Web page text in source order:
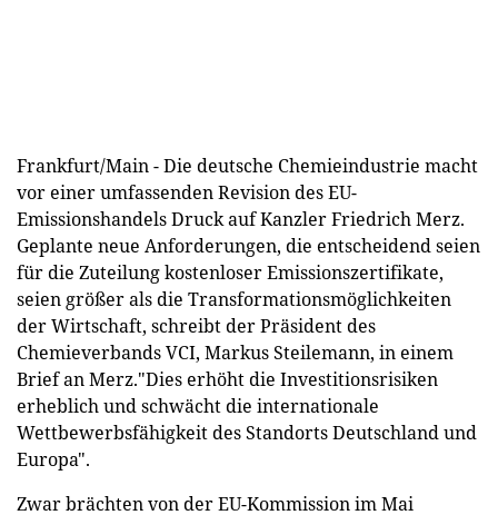
Frankfurt/Main - Die deutsche Chemieindustrie macht
vor einer umfassenden Revision des EU-
Emissionshandels Druck auf Kanzler Friedrich Merz.
Geplante neue Anforderungen, die entscheidend seien
für die Zuteilung kostenloser Emissionszertifikate,
seien größer als die Transformationsmöglichkeiten
der Wirtschaft, schreibt der Präsident des
Chemieverbands VCI, Markus Steilemann, in einem
Brief an Merz."Dies erhöht die Investitionsrisiken
erheblich und schwächt die internationale
Wettbewerbsfähigkeit des Standorts Deutschland und
Europa".
Zwar brächten von der EU-Kommission im Mai